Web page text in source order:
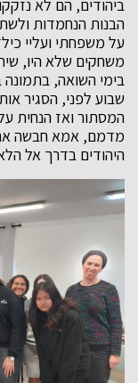
ביהודים, הם לא
הבנות הנחמדות
על משפחתי ועליי
משחקים שלא היו,
בימי השואה,
שבוע לפני, הסגיר
המסתור ואז הנחית
מדמם, אמא חבשה
היהודים בדרך אל